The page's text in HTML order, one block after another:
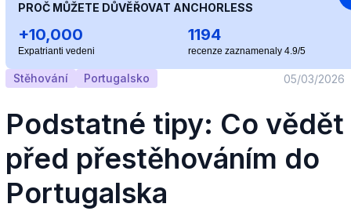
PROČ MŮŽETE DŮVĚŘOVAT ANCHORLESS
+10,000
Expatrianti vedeni
1194
recenze zaznamenaly 4.9/5
Stěhování Portugalsko 05/03/2026
Podstatné tipy: Co vědět
před přestěhováním do
Portugalska